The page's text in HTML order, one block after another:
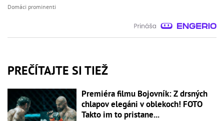
Domáci prominenti
PREČÍTAJTE SI TIEŽ
Premiéra filmu Bojovník: Z drsných
chlapov elegáni v oblekoch! FOTO
Takto im to pristane...